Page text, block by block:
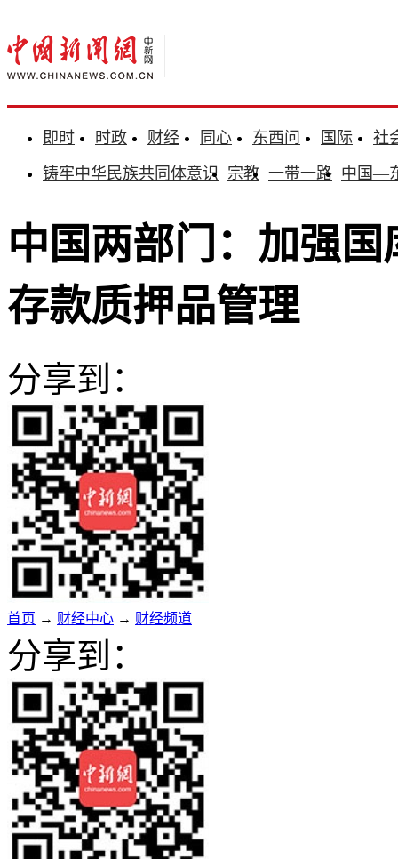
即时 时政 财经 同心 东西问 国际
社
铸牢中华民族共同体意识 宗教 一带一路 中国—
中国两部门：加强
存款质押品管理
分享到：
首页 → 财经中心 → 财经频道
分享到：